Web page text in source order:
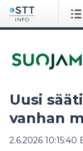
Uusi
vanhan
2.6.2026 10:15:40